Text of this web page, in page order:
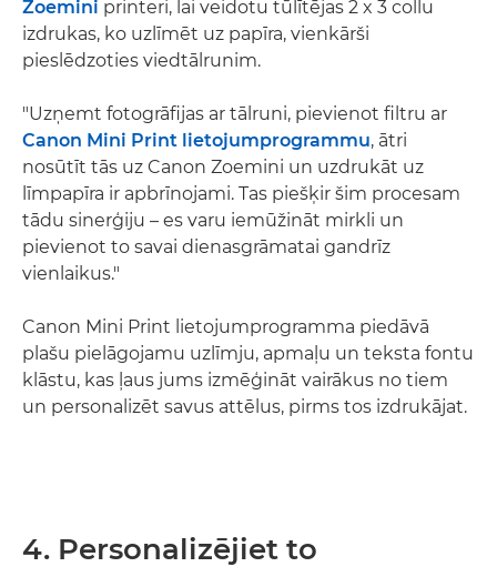
Zoemini printeri, lai veidotu tūlītējas 2 x 3 collu
izdrukas, ko uzlīmēt uz papīra, vienkārši
pieslēdzoties viedtālrunim.
"Uzņemt fotogrāfijas ar tālruni, pievienot filtru ar
Canon Mini Print lietojumprogrammu, ātri
nosūtīt tās uz Canon Zoemini un uzdrukāt uz
līmpapīra ir apbrīnojami. Tas piešķir šim procesam
tādu sinerģiju – es varu iemūžināt mirkli un
pievienot to savai dienasgrāmatai gandrīz
vienlaikus."
Canon Mini Print lietojumprogramma piedāvā
plašu pielāgojamu uzlīmju, apmaļu un teksta fontu
klāstu, kas ļaus jums izmēģināt vairākus no tiem
un personalizēt savus attēlus, pirms tos izdrukājat.
4. Personalizējiet to